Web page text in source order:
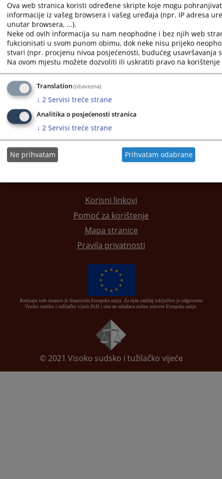
Kontakt suda
Adresar pravosudnih institucija
1 - 1 / 1
Korisni linkovi
Pomoć za korištenje
Mapa stranice
Pravila privatnosti
Redizajn web stranice je finansirala Evropska unija. Za njen sadržaj isključivo je odgovorno
Visoko sudsko i tužilačko vijeće BiH i ona ne odražava nužno stavove Evropske unije.
© 2021 Visoko sudsko i tužilačko vijeće
Ova web stranica koristi određene skripte koje mogu
informacije iz vašeg browsera i vašeg uređaja (npr. IP adresa
unutar browsera, ...).
Neke od ovih informacija su nam neophodne i bez njih web
fukcionisati u svom punom obimu, dok neke nisu prijeko
stvari (npr. procjenu nivoa posjećenosti, budućeg usavršavanja
Na ovom mjestu možete dozvoliti ili uskratiti pravo na
Translation(obavezna)
↓ 2 Servisi treće strane
Analitika o posjećenosti stranica
↓ 2 Servisi treće strane
Ne prihvatam Prihvatam odabrane